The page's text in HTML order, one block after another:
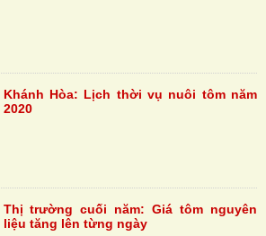
Khánh Hòa: Lịch thời vụ nuôi tôm năm
2020
Thị trường cuối năm: Giá tôm nguyên
liệu tăng lên từng ngày